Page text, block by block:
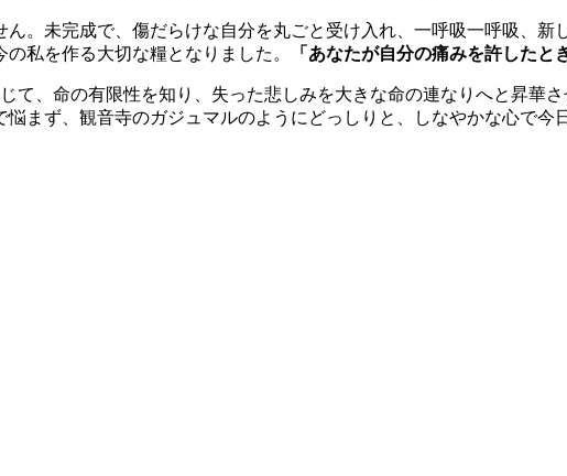
。未完成で、傷だらけな自分を丸ごと受け入れ、一呼吸一呼吸、
私を作る大切な糧となりました。
「あなたが自分の痛みを許したと
て、命の有限性を知り、失った悲しみを大きな命の連なりへと昇華
まず、観音寺のガジュマルのようにどっしりと、しなやかな心で今